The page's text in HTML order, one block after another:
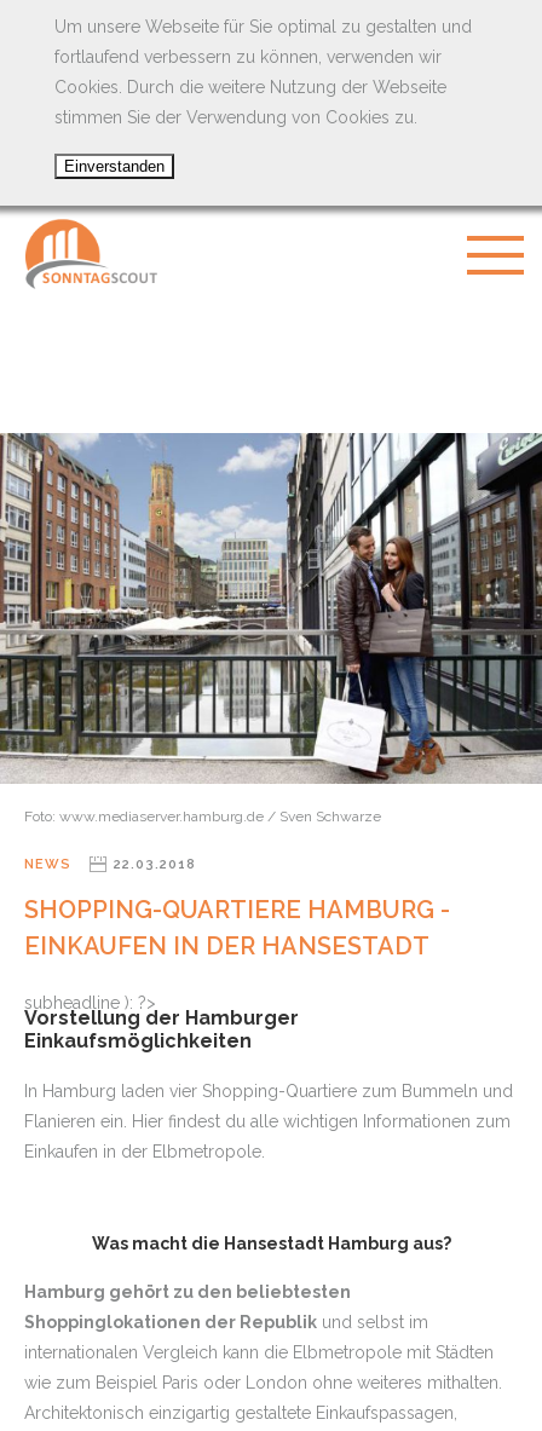
Um unsere Webseite für Sie optimal zu gestalten und
fortlaufend verbessern zu können, verwenden wir
Cookies. Durch die weitere Nutzung der Webseite
stimmen Sie der Verwendung von Cookies zu.
Foto: www.mediaserver.hamburg.de / Sven Schwarze
NEWS 22.03.2018
SHOPPING-QUARTIERE HAMBURG -
EINKAUFEN IN DER HANSESTADT
subheadline ): ?>
Vorstellung der Hamburger
Einkaufsmöglichkeiten
In Hamburg laden vier Shopping-Quartiere zum Bummeln und
Flanieren ein. Hier findest du alle wichtigen Informationen zum
Einkaufen in der Elbmetropole.
Was macht die Hansestadt Hamburg aus?
Hamburg gehört zu den beliebtesten
Shoppinglokationen der Republik und selbst im
internationalen Vergleich kann die Elbmetropole mit Städten
wie zum Beispiel Paris oder London ohne weiteres mithalten.
Architektonisch einzigartig gestaltete Einkaufspassagen,